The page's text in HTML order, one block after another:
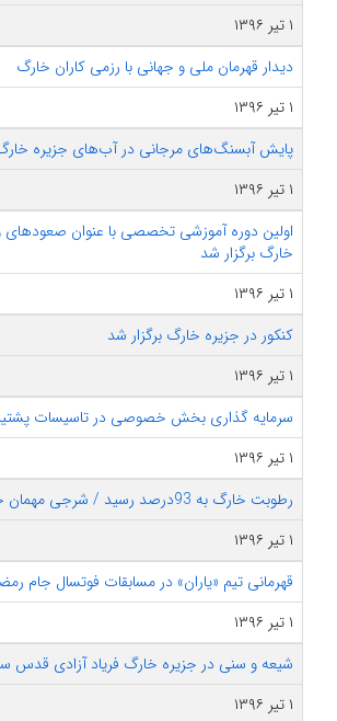
۱ تیر ۱۳۹۶
دیدار قهرمان ملی و جهانی با رزمی کاران خارگ
۱ تیر ۱۳۹۶
پایش آبسنگ‌های مرجانی در آب‌های جزیره
۱ تیر ۱۳۹۶
اولین دوره آموزشی تخصصی با عنوان صعودهای
خارگ برگزار شد
۱ تیر ۱۳۹۶
کنکور در جزیره خارگ برگزار شد
۱ تیر ۱۳۹۶
سرمایه گذاری بخش خصوصی در تاسیسات
۱ تیر ۱۳۹۶
رطوبت خارگ به 93درصد رسید / شرجی مهمان جدید جزیره
۱ تیر ۱۳۹۶
قهرمانی تیم «یاران» در مسابقات فوتسال جام
۱ تیر ۱۳۹۶
شیعه و سنی در جزیره خارگ فریاد آزادی قدس
۱ تیر ۱۳۹۶